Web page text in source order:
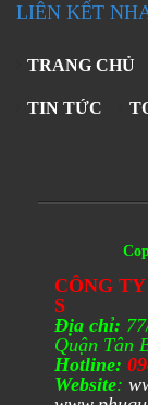
LIÊN KẾT
TRANG CHỦ
TIN TỨC
CÔNG
Địa chỉ:
Quận Tân
Hotline:
Website: